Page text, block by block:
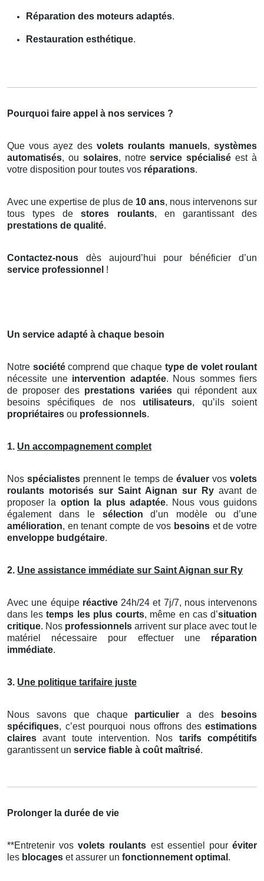
Réparation des moteurs adaptés.
Restauration esthétique.
Pourquoi faire appel à nos services ?
Que vous ayez des volets roulants manuels, systèmes
automatisés, ou solaires, notreservice spécialisé est à
votre disposition pour toutes vos réparations.
Avec une expertise de plus de 10 ans, nous intervenons sur
tous types destores roulants, en garantissant des
prestations de qualité.
Contactez-nous dès aujourd’hui pour bénéficier d’un
service professionnel !
Un service adapté à chaque besoin
Notre sociétécomprend que chaque type de volet roulant
nécessite une intervention adaptée. Nous sommes fiers
de proposer des prestations variées qui répondent aux
besoins spécifiques de nos utilisateurs, qu’ils soient
propriétaires ou professionnels.
1. Un accompagnement complet
Nosspécialistes prennent le temps de évaluervos volets
roulants motorisés sur Saint Aignan sur Ry avant de
proposer la option la plus adaptée. Nous vous guidons
également dans le sélection d’un modèle ou d’une
amélioration, en tenant compte de vos besoins et de votre
enveloppe budgétaire.
2. Une assistance immédiate sur Saint Aignan sur Ry
Avec une équipe réactive24h/24 et 7j/7, nous intervenons
dans lestemps les plus courts, même en cas d’situation
critique. Nos professionnels arrivent sur place avec tout le
matériel nécessaire pour effectuer une réparation
immédiate.
3. Une politique tarifaire juste
Nous savons que chaque particulier a des
besoins
spécifiques, c’est pourquoi nous offrons des estimations
claires avant toute intervention. Nos tarifs compétitifs
garantissent un service fiable à coût maîtrisé.
Prolonger la durée de vie
**Entretenir vosvolets roulants est essentiel pouréviter
les blocages et assurer un fonctionnement optimal .